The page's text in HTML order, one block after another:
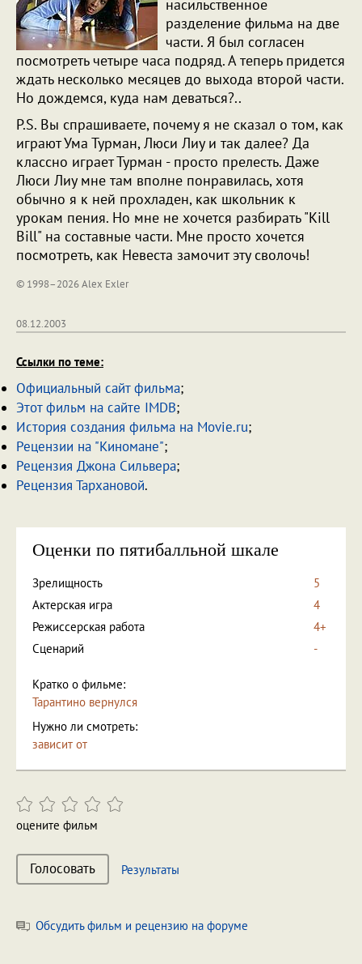
насильственное
разделение фильма на две
части. Я был согласен
посмотреть четыре часа подряд. А теперь придется
ждать несколько месяцев до выхода второй части.
Но дождемся, куда нам деваться?..
P.S. Вы спрашиваете, почему я не сказал о том, как
играют Ума Турман, Люси Лиу и так далее? Да
классно играет Турман - просто прелесть. Даже
Люси Лиу мне там вполне понравилась, хотя
обычно я к ней прохладен, как школьник к
урокам пения. Но мне не хочется разбирать "Kill
Bill" на составные части. Мне просто хочется
посмотреть, как Невеста замочит эту сволочь!
© 1998–2026 Alex Exler
08.12.2003
Ссылки по теме:
Официальный сайт фильма;
Этот фильм на сайте IMDB;
История создания фильма на Movie.ru;
Рецензии на "Киномане";
Рецензия Джона Сильвера;
Рецензия Тархановой.
Оценки по пятибалльной шкале
Зрелищность
5
Актерская игра
4
Режиссерская работа
4+
Сценарий
-
Кратко о фильме:
Тарантино вернулся
Нужно ли смотреть:
зависит от
оцените фильм
Голосовать Результаты
Обсудить фильм и рецензию на форуме